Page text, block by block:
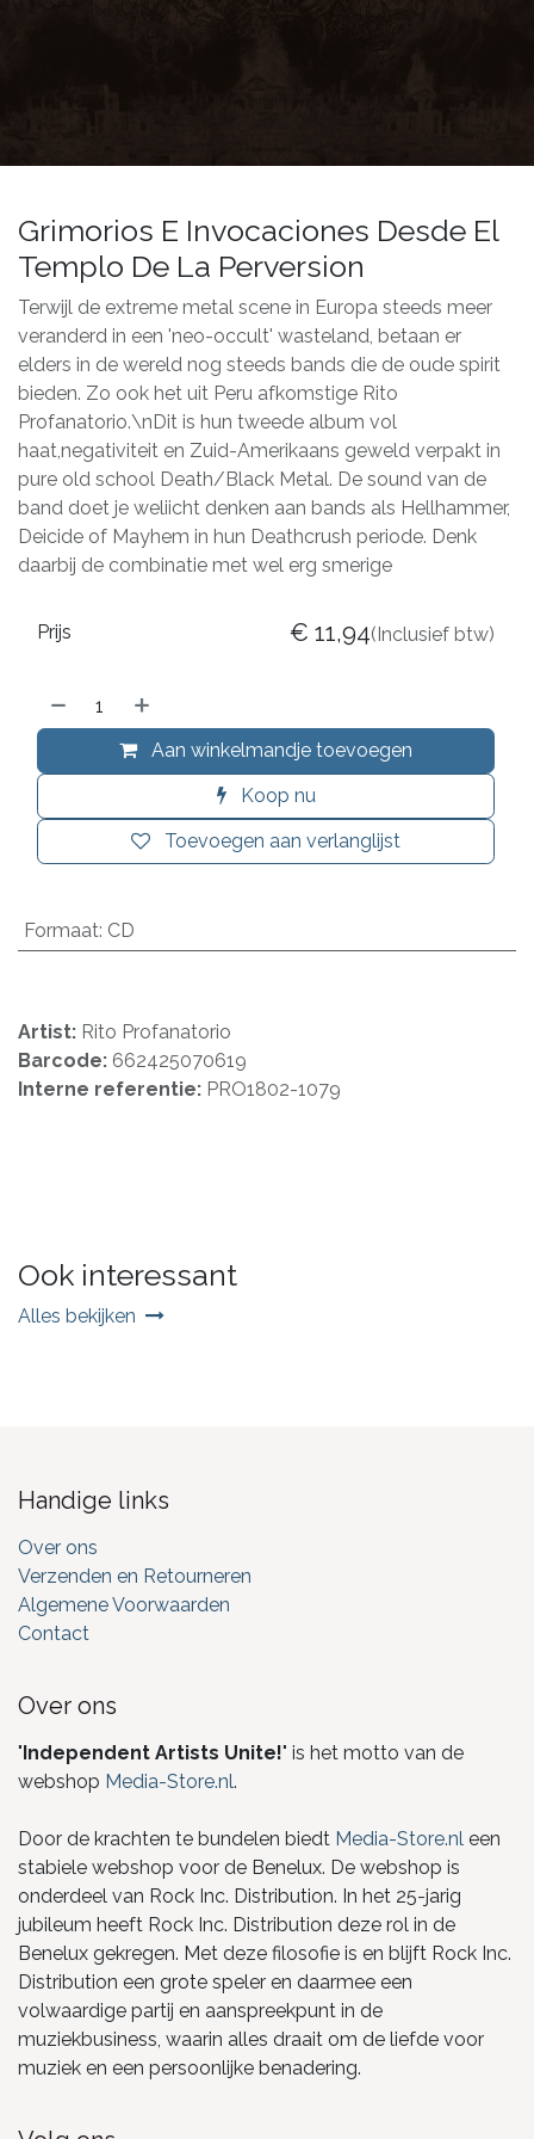
Grimorios E Invocaciones Desde El
Templo De La Perversion
Terwijl de extreme metal scene in Europa steeds meer
veranderd in een 'neo-occult' wasteland, betaan er
elders in de wereld nog steeds bands die de oude spirit
bieden. Zo ook het uit Peru afkomstige Rito
Profanatorio.\nDit is hun tweede album vol
haat,negativiteit en Zuid-Amerikaans geweld verpakt in
pure old school Death/Black Metal. De sound van de
band doet je weliicht denken aan bands als Hellhammer,
Deicide of Mayhem in hun Deathcrush periode. Denk
daarbij de combinatie met wel erg smerige
Aan winkelmandje toevoegen
Koop nu
Toevoegen aan verlanglijst
Prijs € 11,94(Inclusief btw)
Formaat: CD
Artist: Rito Profanatorio
Barcode: 662425070619
Interne referentie: PRO1802-1079
Ook interessant
Alles bekijken
Handige links
Over ons
Verzenden en Retourneren
Algemene Voorwaarden
Contact
Over ons
"Independent Artists Unite!" is het motto van de
webshop Media-Store.nl.
Door de krachten te bundelen biedt Media-Store.nl een
stabiele webshop voor de Benelux. De webshop is
onderdeel van Rock Inc. Distribution. In het 25-jarig
jubileum heeft Rock Inc. Distribution deze rol in de
Benelux gekregen. Met deze filosofie is en blijft Rock Inc.
Distribution een grote speler en daarmee een
volwaardige partij en aanspreekpunt in de
muziekbusiness, waarin alles draait om de liefde voor
muziek en een persoonlijke benadering.